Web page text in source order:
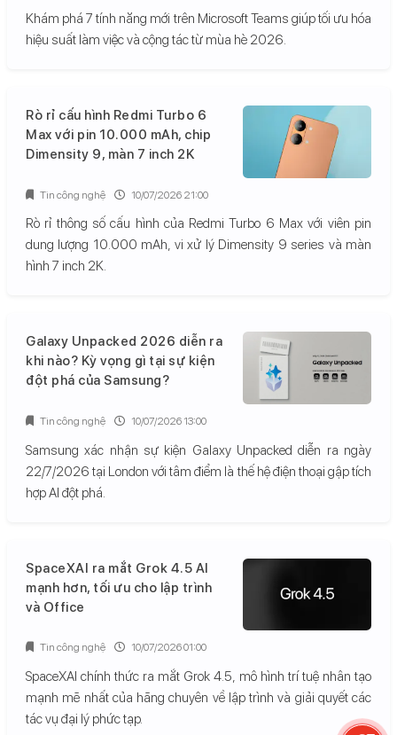
Khám phá 7 tính năng mới trên Microsoft Teams giúp tối ưu hóa
hiệu suất làm việc và cộng tác từ mùa hè 2026.
Rò rỉ cấu hình Redmi Turbo 6
Max với pin 10.000 mAh, chip
Dimensity 9, màn 7 inch 2K
Rò rỉ thông số cấu hình của Redmi Turbo 6 Max với viên pin
dung lượng 10.000 mAh, vi xử lý Dimensity 9 series và màn
hình 7 inch 2K.
Tin công nghệ 10/07/2026 21:00
Galaxy Unpacked 2026 diễn ra
khi nào? Kỳ vọng gì tại sự kiện
đột phá của Samsung?
Samsung xác nhận sự kiện Galaxy Unpacked diễn ra ngày
22/7/2026 tại London với tâm điểm là thế hệ điện thoại gập tích
hợp AI đột phá.
Tin công nghệ 10/07/2026 13:00
SpaceXAI ra mắt Grok 4.5 AI
mạnh hơn, tối ưu cho lập trình
và Office
SpaceXAI chính thức ra mắt Grok 4.5, mô hình trí tuệ nhân tạo
mạnh mẽ nhất của hãng chuyên về lập trình và giải quyết các
tác vụ đại lý phức tạp.
Tin công nghệ 10/07/2026 01:00